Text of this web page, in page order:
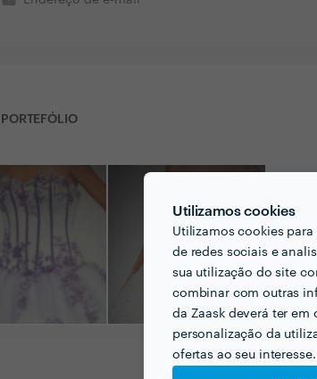
Utilizamos cookies
Utilizamos cookies
de redes sociais e
sua utilização do site
combinar com outras
da Zaask deverá ter
personalização da
ofertas ao seu
PORTEFÓLIO